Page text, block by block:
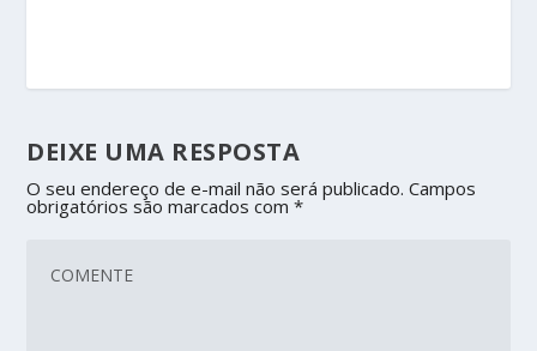
DEIXE UMA RESPOSTA
O seu endereço de e-mail não será publicado. Campos
obrigatórios são marcados com*